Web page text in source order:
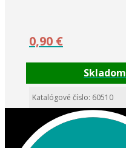
0,90 €
Skladom
Katalógové číslo: 60510